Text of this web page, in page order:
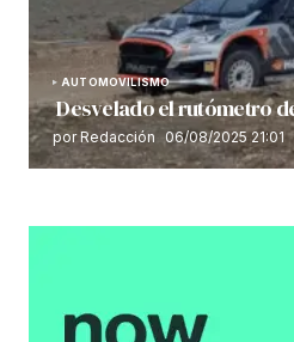
AUTOMOVILISMO
Desvelado el rutómetro
por Redacción 06/08/2025 21:01